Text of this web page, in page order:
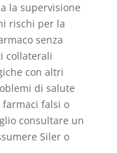
la supervisione
rischi per la
senza
collaterali
con altri
di salute
falsi o
consultare un
Siler o